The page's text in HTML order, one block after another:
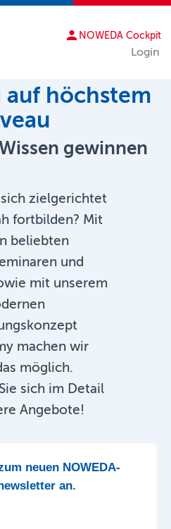
NOWEDA Cockpit
Login
höchstem
gewinnen
zielgerichtet
fortbilden? Mit
beliebten
und
mit unserem
machen wir
möglich.
sich im Detail
Angebote!
neuen NOWEDA-
an.